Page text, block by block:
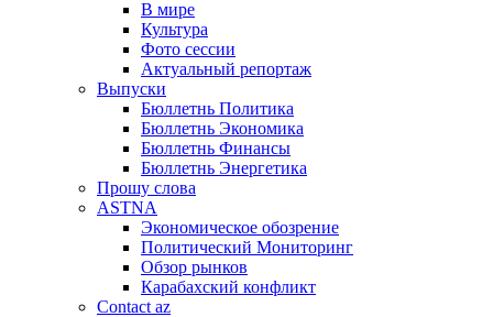
В мире
Культура
Фото сессии
Актуальный репортаж
Выпуски
Бюллетнь Политика
Бюллетнь Экономика
Бюллетнь Финансы
Бюллетнь Энергетика
Прошу слова
ASTNA
Экономическое обозрение
Политический Мониторинг
Обзор рынков
Карабахский конфликт
Contact az